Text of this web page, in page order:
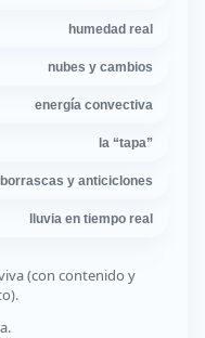
humedad real
nubes y cambios
energía convectiva
la “tapa”
borrascas y anticiclones
lluvia en tiempo real
(con contenido y